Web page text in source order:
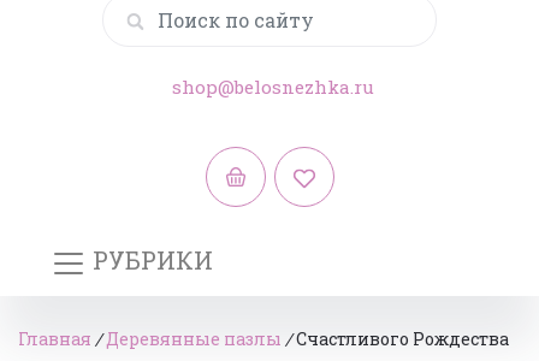
shop@belosnezhka.ru
РУБРИКИ
Главная /Деревянные пазлы /Счастливого Рождества